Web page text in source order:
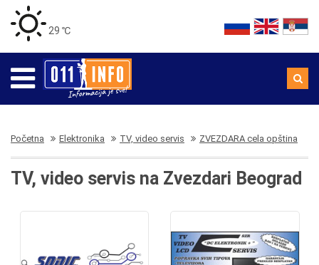
29 ℃
Početna Elektronika TV, video servis ZVEZDARA cela opština
TV, video servis na Zvezdari Beograd